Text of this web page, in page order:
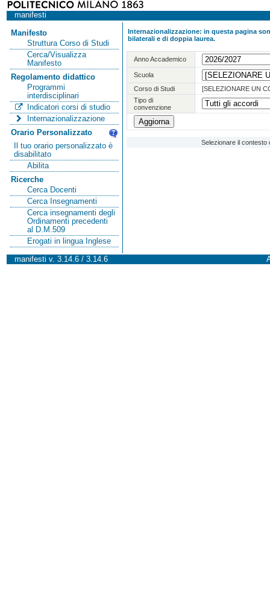
manifesti
Manifesto
Struttura Corso di Studi
Cerca/Visualizza
Manifesto
Regolamento didattico
Programmi
interdisciplinari
Indicatori corsi di studio
Internazionalizzazione
Orario Personalizzato
Il tuo orario personalizzato è
disabilitato
Abilita
Ricerche
Cerca Docenti
Cerca Insegnamenti
Cerca insegnamenti degli
Ordinamenti precedenti
al D.M.509
Erogati in lingua Inglese
Internazionalizzazione: in questa pagina
bilaterali e di doppia laurea.
Anno Accademico
Scuola
Corso di Studi
[SELEZIONARE UN
Tipo di
convenzione
Selezionare il
manifesti v. 3.14.6 / 3.14.6